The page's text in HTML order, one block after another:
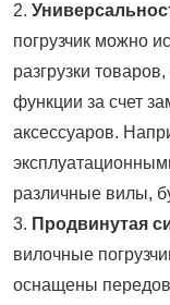
2.
погрузчик можно
разгрузки
функции за счет
аксессуаров.
различные вилы,
3. Продвинутая
вилочные
оснащены